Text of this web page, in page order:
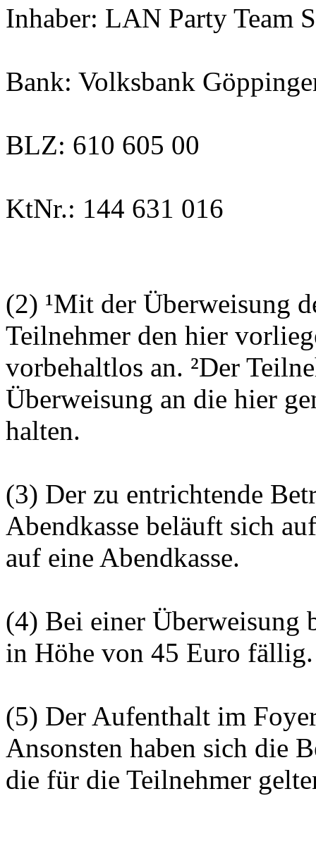
Inhaber: LAN Party Team
Bank: Volksbank
BLZ: 610 605 00
KtNr.: 144 631 016
(2) ¹Mit der Überweisung
Teilnehmer den hier
vorbehaltlos an. ²Der
Überweisung an die hier
halten.
(3) Der zu entrichtende
Abendkasse beläuft sich
auf eine Abendkasse.
(4) Bei einer Überweisung
in Höhe von 45 Euro fällig.
(5) Der Aufenthalt im
Ansonsten haben sich die
die für die Teilnehmer